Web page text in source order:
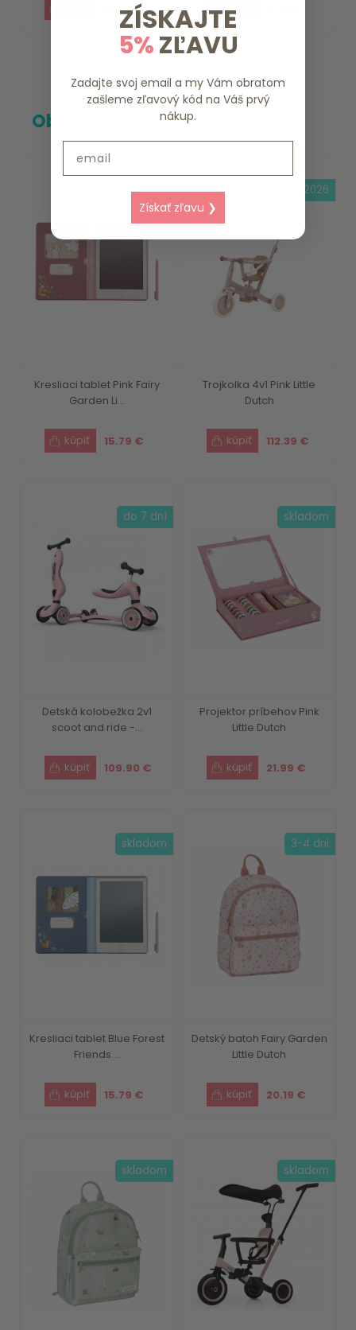
11.95 €
Obľúbené za posledný týždeň
Kresliaci tablet Pink Fairy
Garden Li...
15.79 €
skladom
Trojkolka 4v1 Pink Little
Dutch
112.39 €
15.8.2026
Detská kolobežka 2v1
scoot and ride -...
109.90 €
do 7 dní
Projektor príbehov Pink
Little Dutch
21.99 €
skladom
Kresliaci tablet Blue Forest
Friends ...
15.79 €
skladom
Detský batoh Fairy Garden
Little Dutch
20.19 €
3-4 dni
skladom skladom
ZÍSKAJTE
5%ZĽAVU
Zadajte svoj email a my Vám obratom
zašleme zľavový kód na Váš prvý
nákup.
Získať zľavu ❯